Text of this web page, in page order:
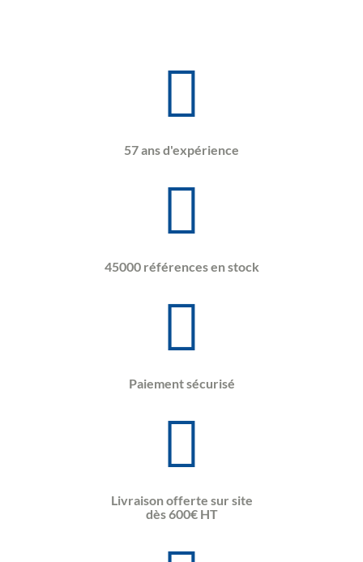
57 ans d'expérience
45000 références en stock
Paiement sécurisé
Livraison offerte sur site
dès 600€ HT